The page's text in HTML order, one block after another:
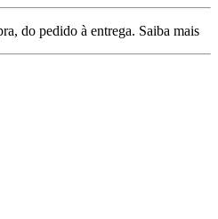
do pedido à entrega. Saiba mais